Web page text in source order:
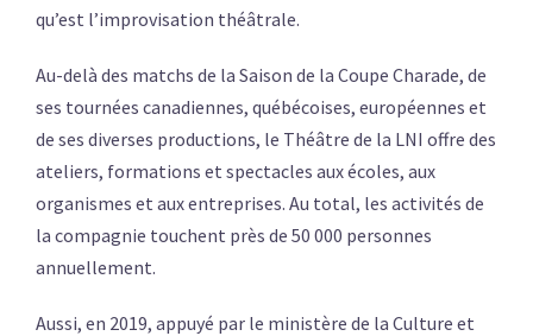
qu’est l’improvisation théâtrale.
Au-delà des matchs de la Saison de la Coupe Charade, de
ses tournées canadiennes, québécoises, européennes et
de ses diverses productions, le Théâtre de la LNI offre des
ateliers, formations et spectacles aux écoles, aux
organismes et aux entreprises. Au total, les activités de
la compagnie touchent près de 50 000 personnes
annuellement.
Aussi, en 2019, appuyé par le ministère de la Culture et